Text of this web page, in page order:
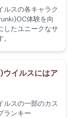
ルスの各キャラク
体験を向
したユニークなサ
イルスにはア
ルスの一部のカス
ランキー